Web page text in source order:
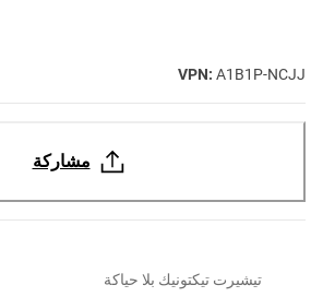
VPN: A1B1P-NCJJ
مشاركة
تيشيرت تيكتونيك بلا حياكة